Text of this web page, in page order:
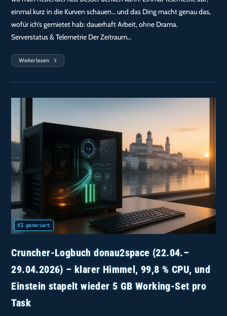
einmal kurz in die Kurven schauen… und das Ding macht genau das,
wofür ich’s gemietet hab: dauerhaft Arbeit, ohne Drama.
Serverstatus & Telemetrie Der Zeitraum…
Weiterlesen
Cruncher-
(20.05.–
–
Kühler:
65,3 °C
Im
Schnitt,
Und
Einstein
Frisst
Auf
Knapp
30 GB
RAM
Hoch
Cruncher-Logbuch donau2space (22.04.–
29.04.2026) – klarer Himmel, 99,8 % CPU, und
Einstein stapelt wieder 5 GB Working-Set pro
Task